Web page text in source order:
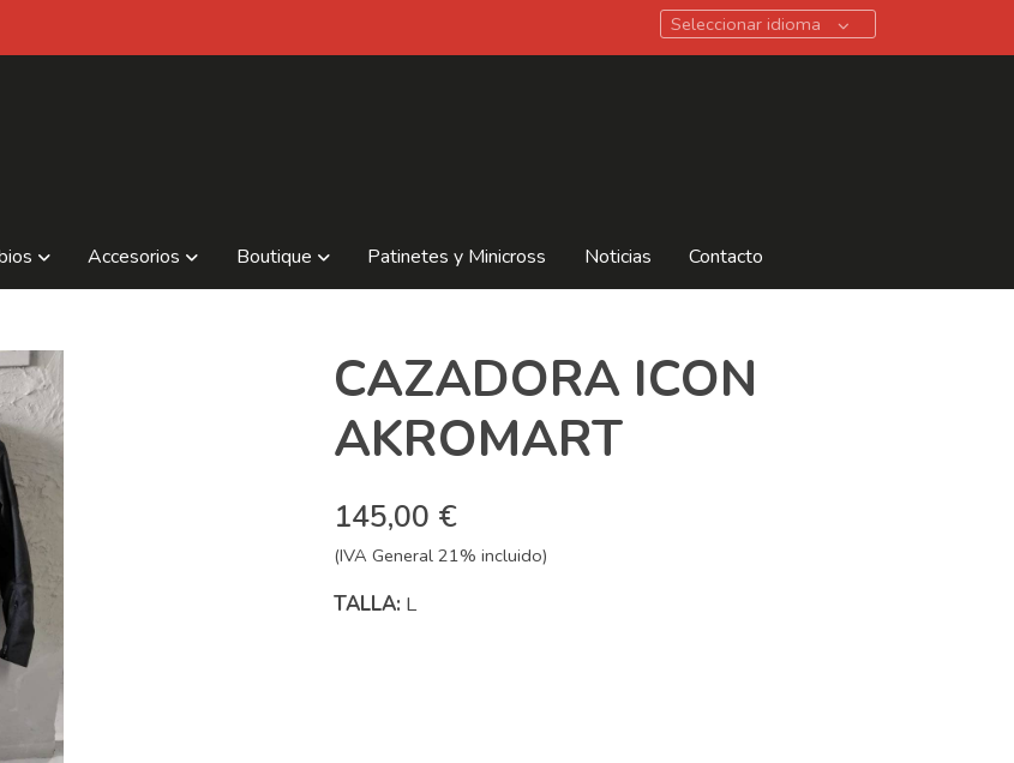
Seleccionar idioma
Accesorios Boutique Patinetes y Minicross Noticias Contacto
CAZADORA ICON
AKROMART
145,00 €
(IVA General 21% incluido)
TALLA: L